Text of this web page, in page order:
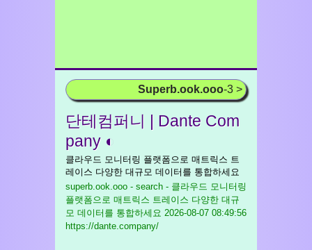
Superb.ook.ooo-3 >
단테컴퍼니 | Dante Com
pany ◐
클라우드 모니터링 플랫폼으로 매트릭스 트
레이스 다양한 대규모 데이터를 통합하세요
superb.ook.ooo - search - 클라우드 모니터링
플랫폼으로 매트릭스 트레이스 다양한 대규
모 데이터를 통합하세요 2026-08-07 08:49:56
https://dante.company/